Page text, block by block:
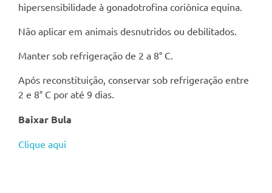
hipersensibilidade à gonadotrofina coriônica equina.
Não aplicar em animais desnutridos ou debilitados.
Manter sob refrigeração de 2 a 8° C.
Após reconstituição, conservar sob refrigeração entre
2 e 8° C por até 9 dias.
Baixar Bula
Clique aqui